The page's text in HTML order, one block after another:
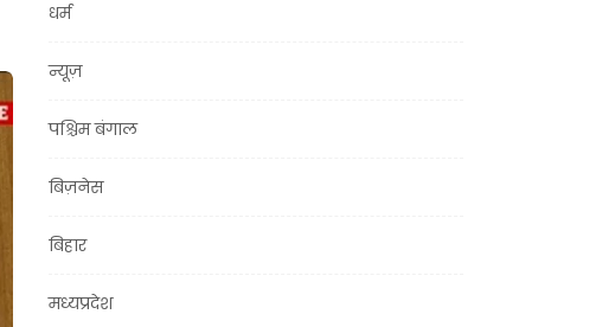
धर्म
न्यूज़
पश्चिम बंगाल
बिज़नेस
बिहार
मध्यप्रदेश